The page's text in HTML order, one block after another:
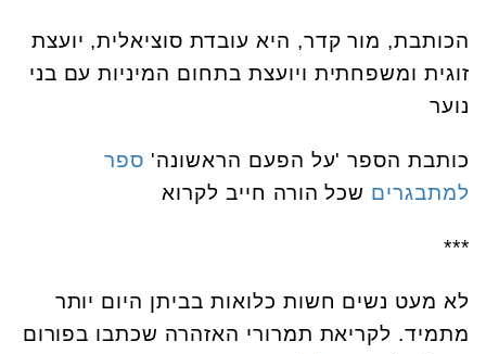
הכותבת, מור קדר, היא עובדת סוציאלית, יועצת
זוגית ומשפחתית ויועצת בתחום המיניות עם בני
נוער
כותבת הספר 'על הפעם הראשונה' ספר
למתבגרים שכל הורה חייב לקרוא
***
לא מעט נשים חשות כלואות בביתן היום יותר
מתמיד. לקריאת תמרורי האזהרה שכתבו בפורום